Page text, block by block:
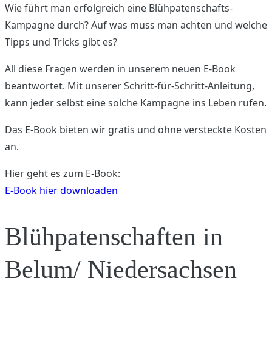
Wie führt man erfolgreich eine Blühpatenschafts-
Kampagne durch? Auf was muss man achten und welche
Tipps und Tricks gibt es?
All diese Fragen werden in unserem neuen E-Book
beantwortet. Mit unserer Schritt-für-Schritt-Anleitung,
kann jeder selbst eine solche Kampagne ins Leben rufen.
Das E-Book bieten wir gratis und ohne versteckte Kosten
an.
Hier geht es zum E-Book:
E-Book hier downloaden
Blühpatenschaften in
Belum/ Niedersachsen